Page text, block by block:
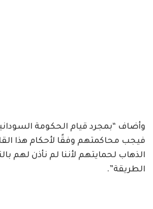
وأضاف “بمجرد قيام الحكومة
فيجب محاكمتهم وفقًا لأحكام هذا
الذهاب لحمايتهم لأننا لم نأذن لهم
الطريقة”.